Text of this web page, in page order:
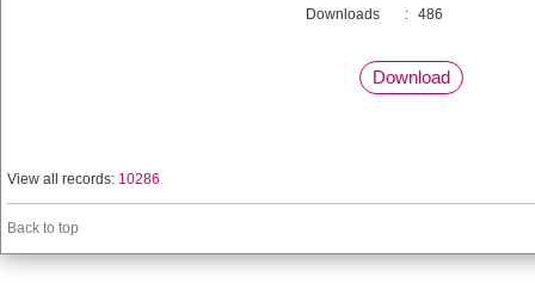
Downloads
: 486
Download
View all records: 10286
Back to top